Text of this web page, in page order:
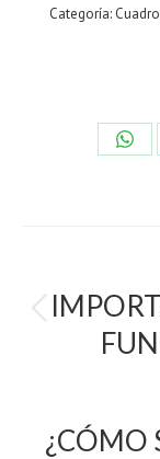
Categoría:
¿CÓMO